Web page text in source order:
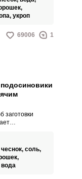
укроп
69006 1
заготовки
на любом
быть
чеснок, соль,
вода